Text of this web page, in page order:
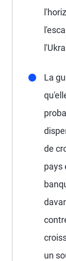
La
de
pays
un